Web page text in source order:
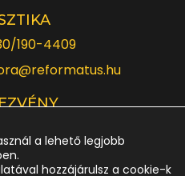
190-4409
a lehető legjobb
hozzájárulsz a cookie-k